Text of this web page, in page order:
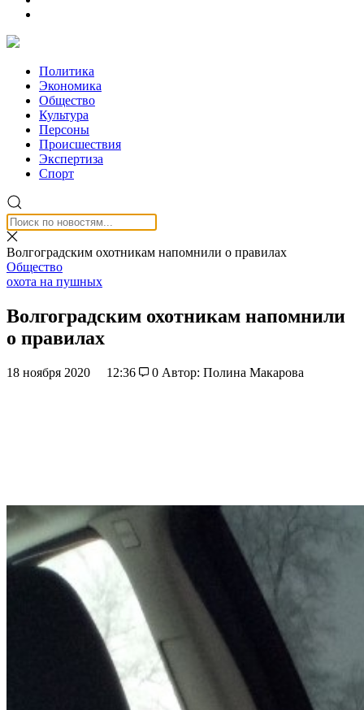
Политика
Экономика
Общество
Культура
Персоны
Происшествия
Экспертиза
Спорт
Волгоградским охотникам напомнили о правилах
Общество
охота на пушных
Волгоградским охотникам напомнили
о правилах
18 ноября 2020 12:36 0 Автор: Полина Макарова